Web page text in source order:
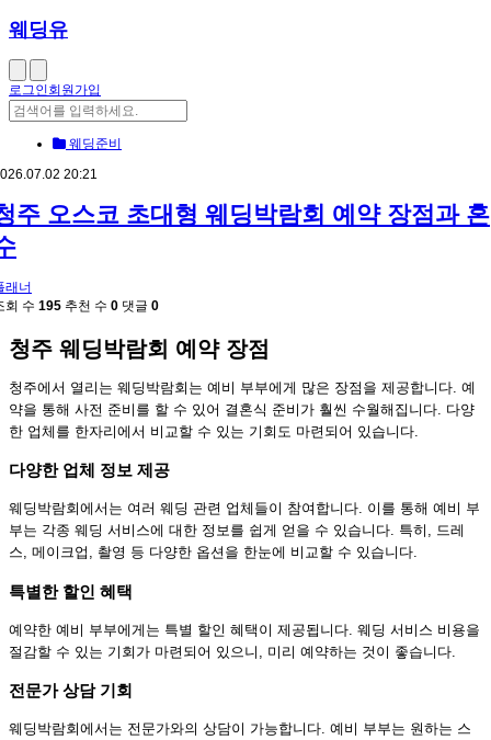
웨딩유
로그인회원가입
웨딩준비
20:21
주 오스코 초대형 웨딩박람회 예약 장점과 혼
래너
회 수 195 추천 수 0 댓글 0
청주 웨딩박람회 예약 장점
청주에서 열리는 웨딩박람회는 예비 부부에게 많은 장점을 제공합니다. 예
약을 통해 사전 준비를 할 수 있어 결혼식 준비가 훨씬 수월해집니다. 다양
한 업체를 한자리에서 비교할 수 있는 기회도 마련되어 있습니다.
다양한 업체 정보 제공
웨딩박람회에서는 여러 웨딩 관련 업체들이 참여합니다. 이를 통해 예비 부
부는 각종 웨딩 서비스에 대한 정보를 쉽게 얻을 수 있습니다. 특히, 드레
스, 메이크업, 촬영 등 다양한 옵션을 한눈에 비교할 수 있습니다.
특별한 할인 혜택
예약한 예비 부부에게는 특별 할인 혜택이 제공됩니다. 웨딩 서비스 비용을
절감할 수 있는 기회가 마련되어 있으니, 미리 예약하는 것이 좋습니다.
전문가 상담 기회
웨딩박람회에서는 전문가와의 상담이 가능합니다. 예비 부부는 원하는 스